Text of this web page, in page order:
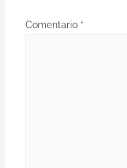
Comentario *